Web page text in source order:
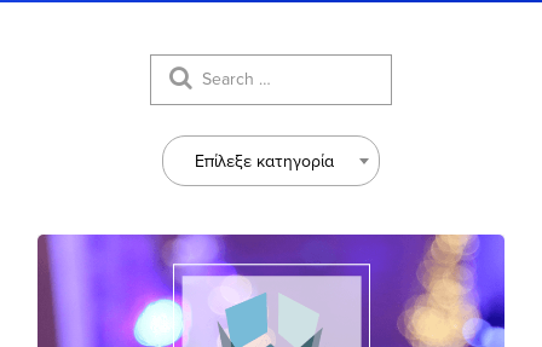
Επίλεξε κατηγορία